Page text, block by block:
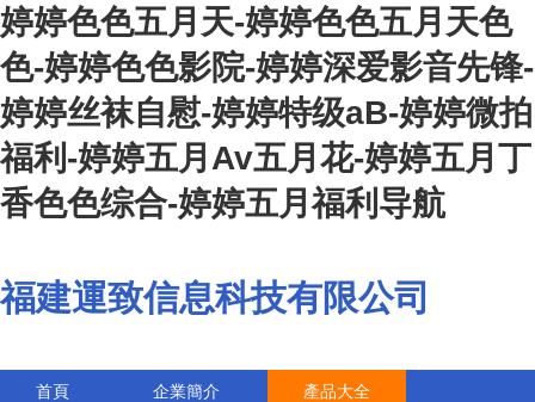
婷婷色色五月天-婷婷色色五月天色
色-婷婷色色影院-婷婷深爱影音先锋-
婷婷丝袜自慰-婷婷特级aB-婷婷微拍
福利-婷婷五月Av五月花-婷婷五月丁
香色色综合-婷婷五月福利导航
福建運致信息科技有限公司
首頁 企業簡介 產品大全